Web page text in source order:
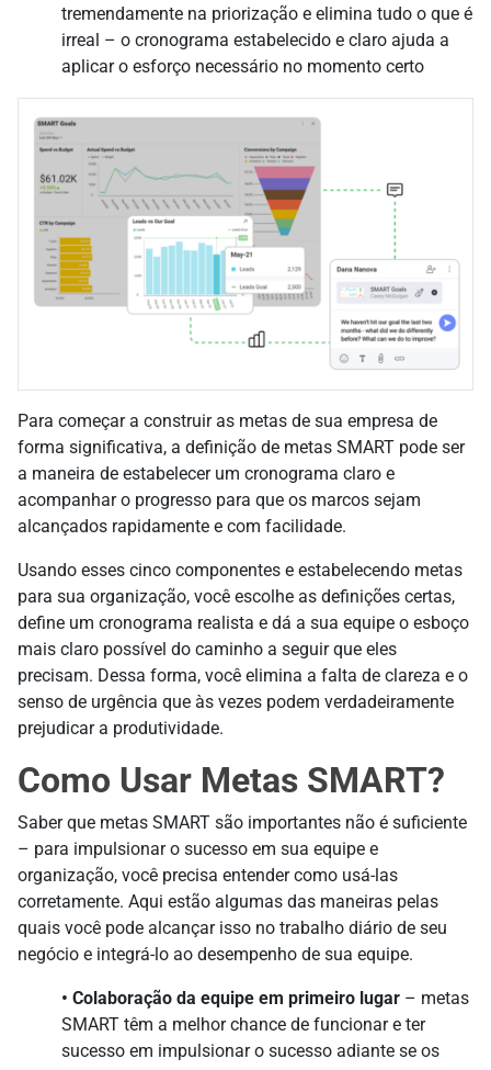
tremendamente na priorização e elimina tudo o que é
irreal – o cronograma estabelecido e claro ajuda a
aplicar o esforço necessário no momento certo
Para começar a construir as metas de sua empresa de
forma significativa, a definição de metas SMART pode ser
a maneira de estabelecer um cronograma claro e
acompanhar o progresso para que os marcos sejam
alcançados rapidamente e com facilidade.
Usando esses cinco componentes e estabelecendo metas
para sua organização, você escolhe as definições certas,
define um cronograma realista e dá a sua equipe o esboço
mais claro possível do caminho a seguir que eles
precisam. Dessa forma, você elimina a falta de clareza e o
senso de urgência que às vezes podem verdadeiramente
prejudicar a produtividade.
Como Usar Metas SMART?
Saber que metas SMART são importantes não é suficiente
– para impulsionar o sucesso em sua equipe e
organização, você precisa entender como usá-las
corretamente. Aqui estão algumas das maneiras pelas
quais você pode alcançar isso no trabalho diário de seu
negócio e integrá-lo ao desempenho de sua equipe.
• Colaboração da equipe em primeiro lugar – metas
SMART têm a melhor chance de funcionar e ter
sucesso em impulsionar o sucesso adiante se os